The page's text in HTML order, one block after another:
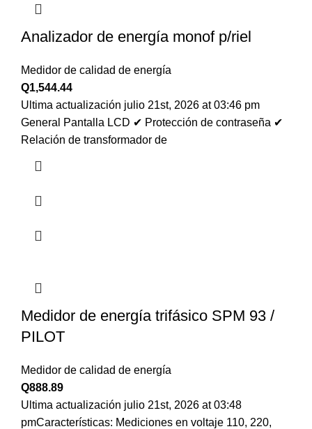
Analizador de energía monof p/riel
Medidor de calidad de energía
Q1,544.44
Ultima actualización julio 21st, 2026 at 03:46 pm
General Pantalla LCD ✔ Protección de contraseña ✔
Relación de transformador de
Medidor de energía trifásico SPM 93 /
PILOT
Medidor de calidad de energía
Q888.89
Ultima actualización julio 21st, 2026 at 03:48
pmCaracterísticas: Mediciones en voltaje 110, 220,